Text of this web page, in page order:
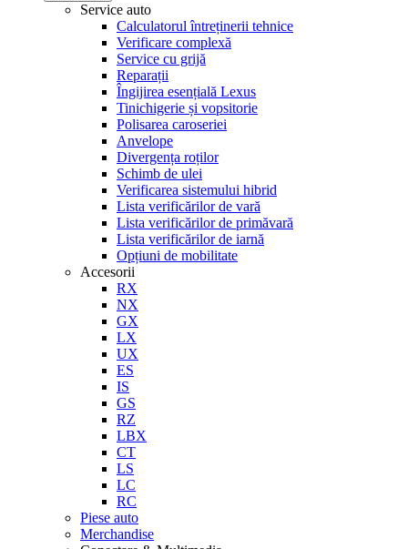
Service auto
Calculatorul întreținerii tehnice
Verificare complexă
Service cu grijă
Reparații
Îngijirea esențială Lexus
Tinichigerie și vopsitorie
Polisarea caroseriei
Anvelope
Divergența roților
Schimb de ulei
Verificarea sistemului hibrid
Lista verificărilor de vară
Lista verificărilor de primăvară
Lista verificărilor de iarnă
Opțiuni de mobilitate
Accesorii
RX
NX
GX
LX
UX
ES
IS
GS
RZ
LBX
CT
LS
LC
RC
Piese auto
Merchandise